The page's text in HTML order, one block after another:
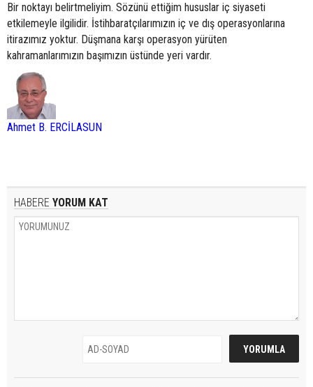
Bir noktayı belirtmeliyim. Sözünü ettiğim hususlar iç siyaseti
etkilemeyle ilgilidir. İstihbaratçılarımızın iç ve dış operasyonlarına
itirazımız yoktur. Düşmana karşı operasyon yürüten
kahramanlarımızın başımızın üstünde yeri vardır.
Ahmet B. ERCİLASUN
HABERE YORUM KAT